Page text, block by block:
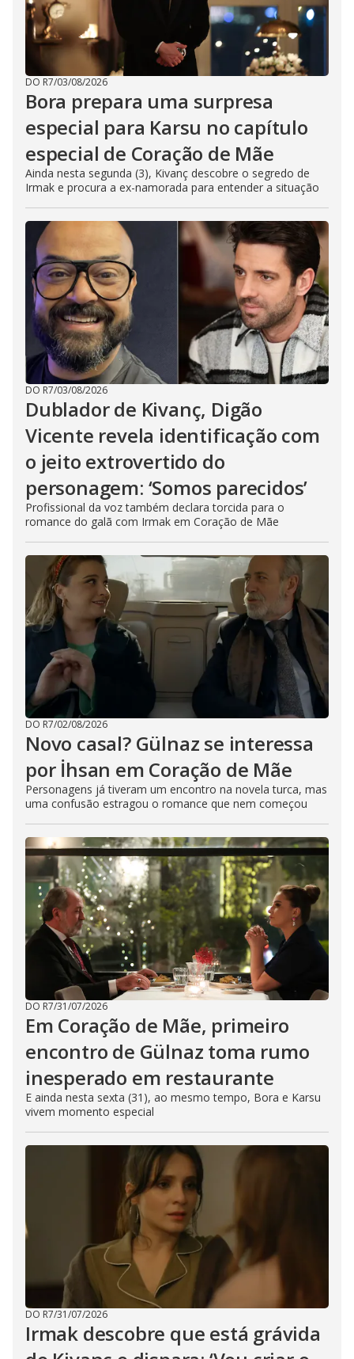
DO R7/03/08/2026
Bora prepara uma surpresa
especial para Karsu no capítulo
especial de Coração de Mãe
Ainda nesta segunda (3), Kivanç descobre o segredo de
Irmak e procura a ex-namorada para entender a situação
DO R7/03/08/2026
Dublador de Kivanç, Digão
Vicente revela identificação com
o jeito extrovertido do
personagem: ‘Somos parecidos’
Profissional da voz também declara torcida para o
romance do galã com Irmak em Coração de Mãe
DO R7/02/08/2026
Novo casal? Gülnaz se interessa
por İhsan em Coração de Mãe
Personagens já tiveram um encontro na novela turca, mas
uma confusão estragou o romance que nem começou
DO R7/31/07/2026
Em Coração de Mãe, primeiro
encontro de Gülnaz toma rumo
inesperado em restaurante
E ainda nesta sexta (31), ao mesmo tempo, Bora e Karsu
vivem momento especial
DO R7/31/07/2026
Irmak descobre que está grávida